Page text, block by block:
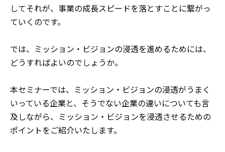
してそれが、事業の成長スピードを落とすことに繋がっ
ていくのです。
では、ミッション・ビジョンの浸透を進めるためには、
どうすればよいのでしょうか。
本セミナーでは、ミッション・ビジョンの浸透がうまく
いっている企業と、そうでない企業の違いについても言
及しながら、ミッション・ビジョンを浸透させるための
ポイントをご紹介いたします。